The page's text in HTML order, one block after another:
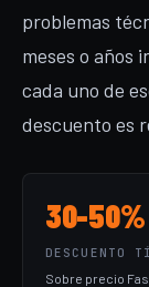
problemas
meses o años
cada uno de
descuento es
30-50%
DESCUENTO
Sobre precio